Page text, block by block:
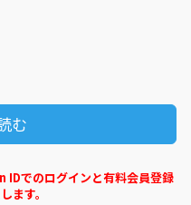
む
でのログインと有料会員登録
ます。